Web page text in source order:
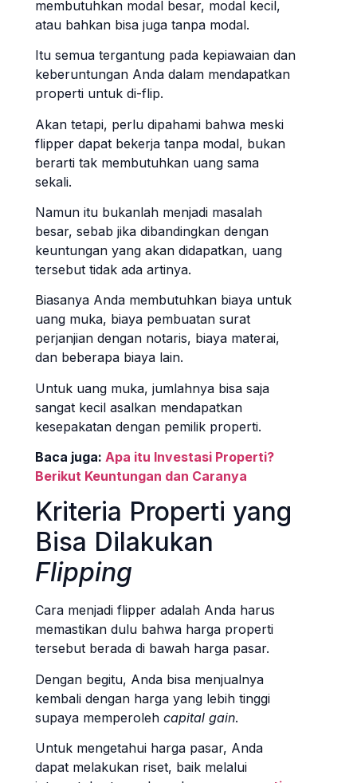
membutuhkan modal besar, modal kecil,
atau bahkan bisa juga tanpa modal.
Itu semua tergantung pada kepiawaian dan
keberuntungan Anda dalam mendapatkan
properti untuk di-flip.
Akan tetapi, perlu dipahami bahwa meski
flipper dapat bekerja tanpa modal, bukan
berarti tak membutuhkan uang sama
sekali.
Namun itu bukanlah menjadi masalah
besar, sebab jika dibandingkan dengan
keuntungan yang akan didapatkan, uang
tersebut tidak ada artinya.
Biasanya Anda membutuhkan biaya untuk
uang muka, biaya pembuatan surat
perjanjian dengan notaris, biaya materai,
dan beberapa biaya lain.
Untuk uang muka, jumlahnya bisa saja
sangat kecil asalkan mendapatkan
kesepakatan dengan pemilik properti.
Baca juga: Apa itu Investasi Properti?
Berikut Keuntungan dan Caranya
Kriteria Properti yang
Bisa Dilakukan
Flipping
Cara menjadi flipper adalah Anda harus
memastikan dulu bahwa harga properti
tersebut berada di bawah harga pasar.
Dengan begitu, Anda bisa menjualnya
kembali dengan harga yang lebih tinggi
supaya memperoleh capital gain.
Untuk mengetahui harga pasar, Anda
dapat melakukan riset, baik melalui